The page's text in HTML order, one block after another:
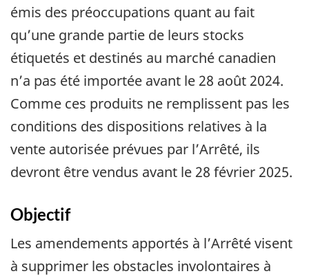
émis des préoccupations quant au fait
qu’une grande partie de leurs stocks
étiquetés et destinés au marché canadien
n’a pas été importée avant le 28 août 2024.
Comme ces produits ne remplissent pas les
conditions des dispositions relatives à la
vente autorisée prévues par l’Arrêté, ils
devront être vendus avant le 28 février 2025.
Objectif
Les amendements apportés à l’Arrêté visent
à supprimer les obstacles involontaires à